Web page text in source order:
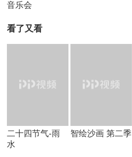
音乐会
看了又看
二十四节气-雨
水
智绘沙画 第二季